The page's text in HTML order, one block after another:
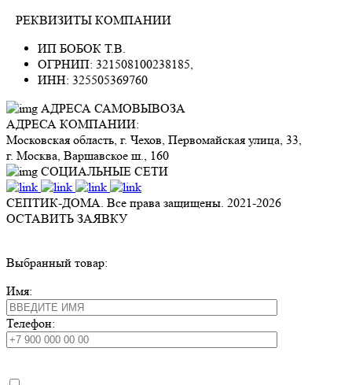
РЕКВИЗИТЫ КОМПАНИИ
ИП БОБОК Т.В.
ОГРНИП: 321508100238185,
ИНН: 325505369760
АДРЕСА САМОВЫВОЗА
АДРЕСА КОМПАНИИ:
Московская область, г. Чехов, Первомайская улица, 33,
г. Москва, Варшавское ш., 160
СОЦИАЛЬНЫЕ СЕТИ
СЕПТИК-ДОМА. Все права защищены. 2021-2026
ОСТАВИТЬ ЗАЯВКУ
Выбранный товар:
Имя:
Телефон: